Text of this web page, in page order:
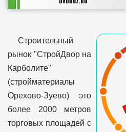
Строительный
рынок "СтройДвор на
Карболите"
(стройматериалы
Орехово-Зуево) это
более 2000 метров
торговых площадей с